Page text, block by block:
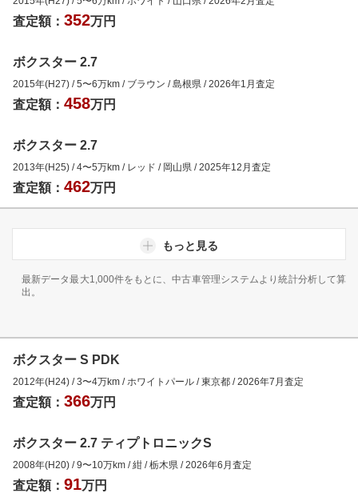
査定額： 352万円
ボクスター 2.7
2015年(H27) /5〜6万km / ブラウン /島根県 /2026年1月査定
査定額： 458万円
ボクスター 2.7
2013年(H25) /4〜5万km / レッド / 岡山県 /2025年12月査定
査定額： 462万円
もっと見る
最新データ最大1,000件をもとに、中古車管理システムより統計分析して算
出。
ボクスター S PDK
2012年(H24) /3〜4万km / ホワイトパール /東京都 /2026年7月査定
査定額： 366万円
ボクスター 2.7 ティプトロニックS
2008年(H20) /9〜10万km /紺 /栃木県 /2026年6月査定
査定額： 91万円